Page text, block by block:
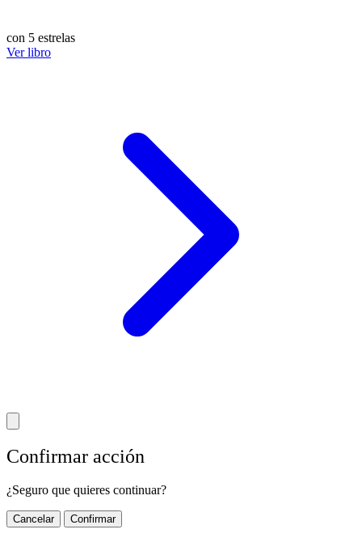
con 5 estrelas
Ver libro
Confirmar acción
¿Seguro que quieres continuar?
Cancelar Confirmar